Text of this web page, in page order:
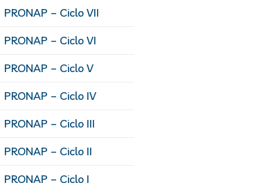
PRONAP – Ciclo VII
PRONAP – Ciclo VI
PRONAP – Ciclo V
PRONAP – Ciclo IV
PRONAP – Ciclo III
PRONAP – Ciclo II
PRONAP – Ciclo I